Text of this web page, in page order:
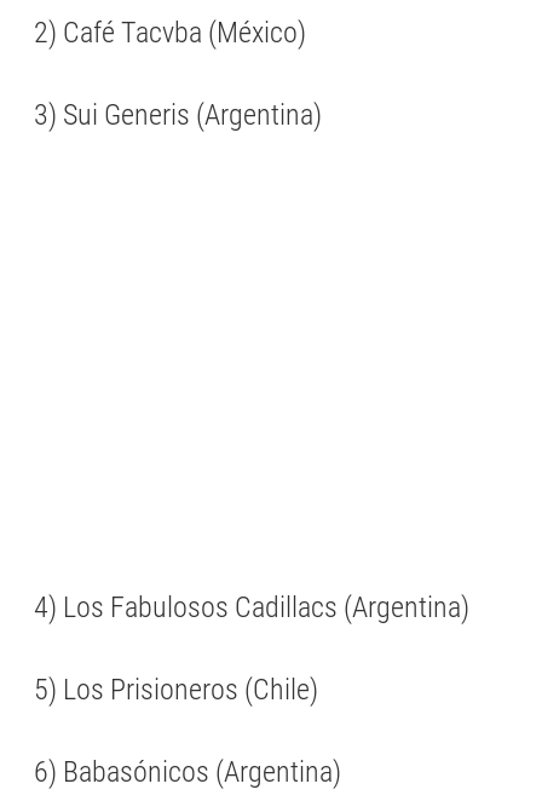
2) Café Tacvba (México)
3) Sui Generis (Argentina)
4) Los Fabulosos Cadillacs (Argentina)
5) Los Prisioneros (Chile)
6) Babasónicos (Argentina)